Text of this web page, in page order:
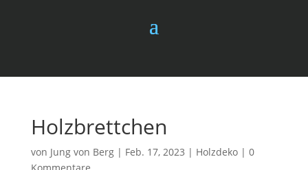
Holzbrettchen
von Jung von Berg| Feb. 17, 2023 | Holzdeko| 0